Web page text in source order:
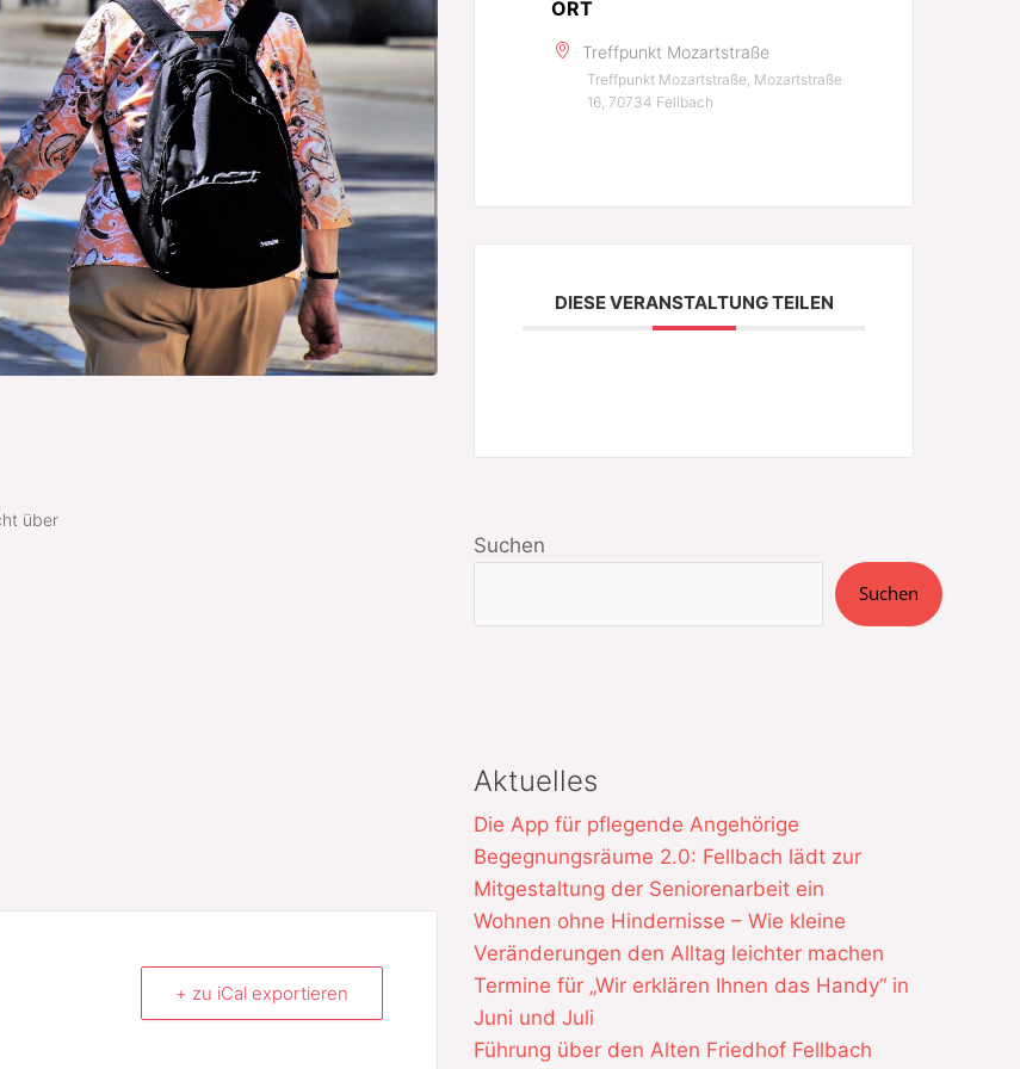
über
+ zu iCal exportieren
ORT
Treffpunkt Mozartstraße
Treffpunkt Mozartstraße, Mozartstraße
16, 70734 Fellbach
DIESE VERANSTALTUNG TEILEN
Suchen
Suchen
Aktuelles
Die App für pflegende Angehörige
Begegnungsräume 2.0: Fellbach lädt zur
Mitgestaltung der Seniorenarbeit ein
Wohnen ohne Hindernisse – Wie kleine
Veränderungen den Alltag leichter machen
Termine für „Wir erklären Ihnen das Handy“ in
Juni und Juli
Führung über den Alten Friedhof Fellbach